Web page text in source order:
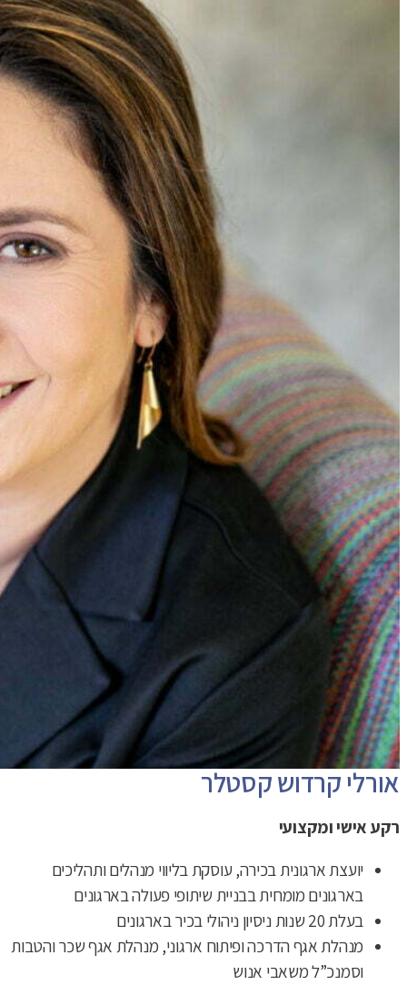
אורלי קרדוש קסטלר
רקע אישי ומקצועי
יועצת ארגונית בכירה, עוסקת בליווי מנהלים ותהליכים
בארגונים מומחית בבניית שיתופי פעולה בארגונים
בעלת 20 שנות ניסיון ניהולי בכיר בארגונים
מנהלת אגף הדרכה ופיתוח ארגוני, מנהלת אגף שכר והטבות
וסמנכ”ל משאבי אנוש